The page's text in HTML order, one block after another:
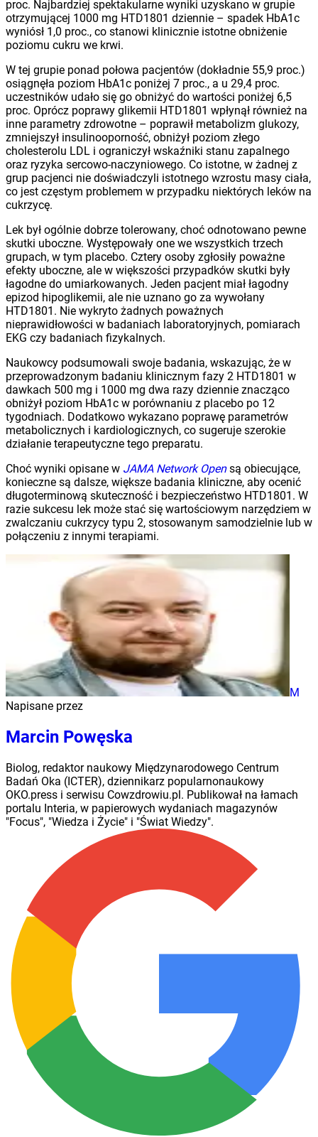
proc. Najbardziej spektakularne wyniki uzyskano w grupie
otrzymującej 1000 mg HTD1801 dziennie – spadek HbA1c
wyniósł 1,0 proc., co stanowi klinicznie istotne obniżenie
poziomu cukru we krwi.
W tej grupie ponad połowa pacjentów (dokładnie 55,9 proc.)
osiągnęła poziom HbA1c poniżej 7 proc., a u 29,4 proc.
uczestników udało się go obniżyć do wartości poniżej 6,5
proc. Oprócz poprawy glikemii HTD1801 wpłynął również na
inne parametry zdrowotne – poprawił metabolizm glukozy,
zmniejszył insulinooporność, obniżył poziom złego
cholesterolu LDL i ograniczył wskaźniki stanu zapalnego
oraz ryzyka sercowo-naczyniowego. Co istotne, w żadnej z
grup pacjenci nie doświadczyli istotnego wzrostu masy ciała,
co jest częstym problemem w przypadku niektórych leków na
cukrzycę.
Lek był ogólnie dobrze tolerowany, choć odnotowano pewne
skutki uboczne. Występowały one we wszystkich trzech
grupach, w tym placebo. Cztery osoby zgłosiły poważne
efekty uboczne, ale w większości przypadków skutki były
łagodne do umiarkowanych. Jeden pacjent miał łagodny
epizod hipoglikemii, ale nie uznano go za wywołany
HTD1801. Nie wykryto żadnych poważnych
nieprawidłowości w badaniach laboratoryjnych, pomiarach
EKG czy badaniach fizykalnych.
Naukowcy podsumowali swoje badania, wskazując, że w
przeprowadzonym badaniu klinicznym fazy 2 HTD1801 w
dawkach 500 mg i 1000 mg dwa razy dziennie znacząco
obniżył poziom HbA1c w porównaniu z placebo po 12
tygodniach. Dodatkowo wykazano poprawę parametrów
metabolicznych i kardiologicznych, co sugeruje szerokie
działanie terapeutyczne tego preparatu.
Choć wyniki opisane w JAMA Network Opensą obiecujące,
konieczne są dalsze, większe badania kliniczne, aby ocenić
długoterminową skuteczność i bezpieczeństwo HTD1801. W
razie sukcesu lek może stać się wartościowym narzędziem w
zwalczaniu cukrzycy typu 2, stosowanym samodzielnie lub w
połączeniu z innymi terapiami.
M
Napisane przez
Marcin Powęska
Biolog, redaktor naukowy Międzynarodowego Centrum
Badań Oka (ICTER), dziennikarz popularnonaukowy
OKO.press i serwisu Cowzdrowiu.pl. Publikował na łamach
portalu Interia, w papierowych wydaniach magazynów
"Focus", "Wiedza i Życie" i "Świat Wiedzy".